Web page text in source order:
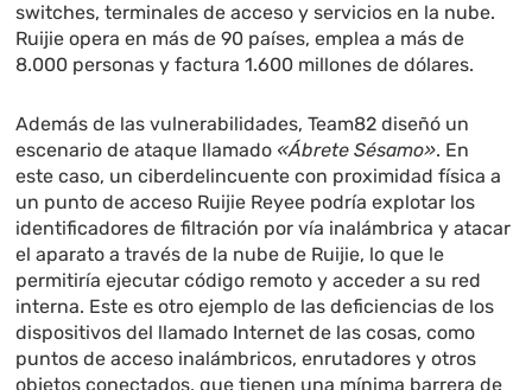
switches, terminales de acceso y servicios en la nube.
Ruijie opera en más de 90 países, emplea a más de
8.000 personas y factura 1.600 millones de dólares.
Además de las vulnerabilidades, Team82 diseñó un
escenario de ataque llamado «Ábrete Sésamo». En
este caso, un ciberdelincuente con proximidad física a
un punto de acceso Ruijie Reyee podría explotar los
identificadores de filtración por vía inalámbrica y atacar
el aparato a través de la nube de Ruijie, lo que le
permitiría ejecutar código remoto y acceder a su red
interna. Este es otro ejemplo de las deficiencias de los
dispositivos del llamado Internet de las cosas, como
puntos de acceso inalámbricos, enrutadores y otros
objetos conectados, que tienen una mínima barrera de